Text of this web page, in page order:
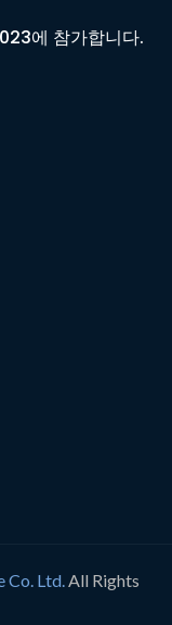
에 참가합니다.
Co. Ltd. All Rights